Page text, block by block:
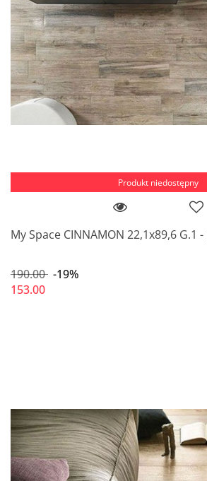
Produkt niedostępny
My Space CINNAMON 22,1x89,6 G.1
190.00 -19%
153.00